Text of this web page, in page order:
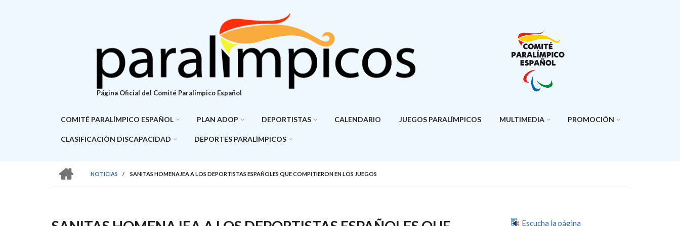
Página Oficial del Comité Paralímpico Español
COMITÉ PARALÍMPICO ESPAÑOL PLAN ADOP DEPORTISTAS CALENDARIO JUEGOS PARALÍMPICOS MULTIMEDIA PROMOCIÓN
CLASIFICACIÓN DISCAPACIDAD DEPORTES PARALÍMPICOS
SOBRESCRIBIR
DE
NOTICIAS
/ SANITAS HOMENAJEA A LOS DEPORTISTAS ESPAÑOLES QUE COMPITIERON EN LOS JUEGOS
Escucha la página